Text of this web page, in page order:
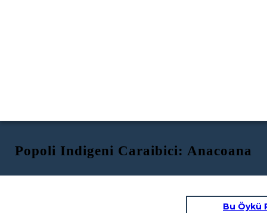
Popoli Indigeni Caraibici: Anacoana
Bu Öykü